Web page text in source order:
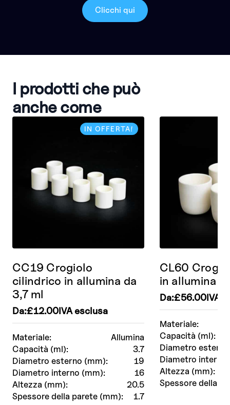
Clicchi qui
I prodotti che può
anche come
IN OFFERTA!
Materiale:
Allumina
Capacità (ml):
3.7
Diametro esterno (mm):
19
Diametro interno (mm):
16
Altezza (mm):
20.5
Spessore della parete (mm):
1.7
CC19 Crogiolo
cilindrico in allumina da
3,7 ml
Da:£12.00IVA esclusa
Materiale:
Capacità (ml):
Diametro
Diametro interno
Altezza (mm):
Spessore della
CL60
in allumina
Da:£56.00IVA